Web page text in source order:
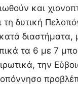
και
τη δυτική
διαστήματα,
τα 6 με 7
την